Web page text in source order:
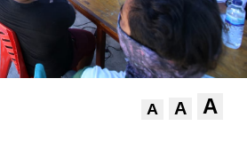
A A A